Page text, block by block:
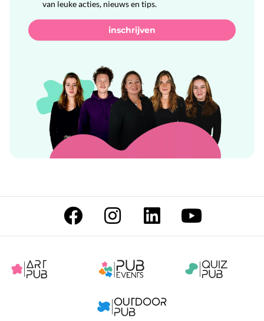
van leuke acties, nieuws en tips.